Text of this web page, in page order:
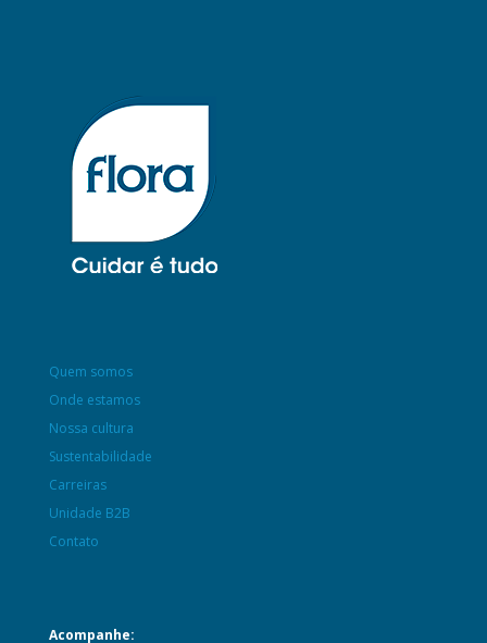
Quem somos
Onde estamos
Nossa cultura
Sustentabilidade
Carreiras
Unidade B2B
Contato
Acompanhe: